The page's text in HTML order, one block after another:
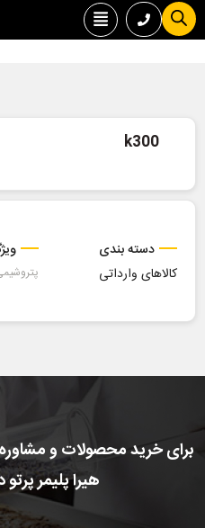
k300
دسته بندی
کالاهای وارداتی
برای خرید محصولات و مشاوره
هیرا پلیمر پرتو